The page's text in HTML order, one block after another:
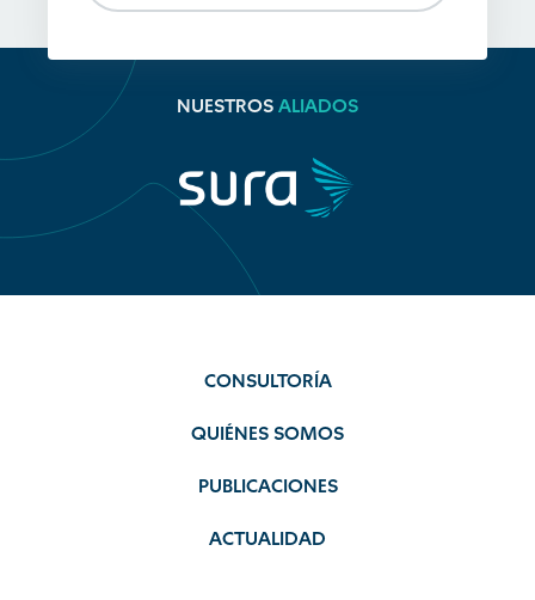
NUESTROS ALIADOS
CONSULTORÍA
QUIÉNES SOMOS
PUBLICACIONES
ACTUALIDAD